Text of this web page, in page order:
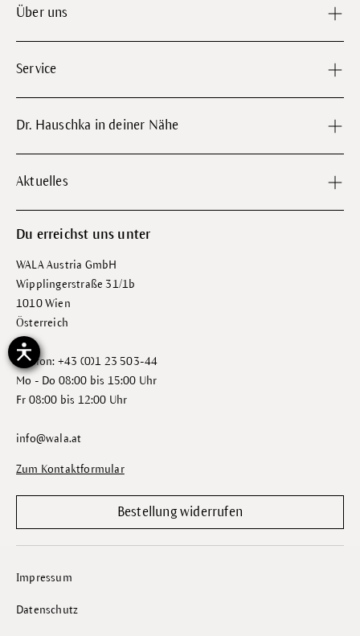
Über uns
Service
Dr. Hauschka in deiner Nähe
Aktuelles
Du erreichst uns unter
WALA Austria GmbH
Wipplingerstraße 31/1b
1010 Wien
Österreich
Telefon: +43 (0)1 23 503-44
Mo - Do 08:00 bis 15:00 Uhr
Fr 08:00 bis 12:00 Uhr
info@wala.at
Zum Kontaktformular
Bestellung widerrufen
Impressum
Datenschutz